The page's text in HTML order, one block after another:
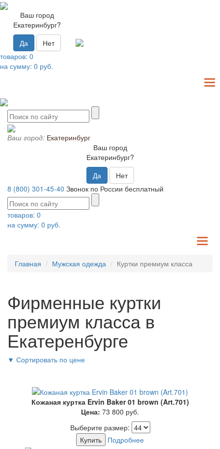
Ваш город
Екатеринбург?
Да
Нет
товаров: 0
на сумму: 0 руб.
Ваш город: Екатеринбург
Ваш город
Екатеринбург?
Да
Нет
8 (800) 301-45-40 Звонок по России бесплатный
товаров: 0
на сумму: 0 руб.
Главная Мужская одежда Куртки премиум класса
Фирменные куртки
премиум класса в
Екатеренбурге
▼ Сортировать по цене
Кожаная куртка Ervin Baker 01 brown (Art.701)
Цена: 73 800 руб.
Выберите размер:
Купить
Подробнее